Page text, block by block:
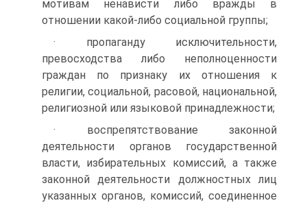
мотивам ненависти либо вражды в
отношении какой-либо социальной группы;
· пропаганду исключительности,
превосходства либо неполноценности
граждан по признаку их отношения к
религии, социальной, расовой, национальной,
религиозной или языковой принадлежности;
· воспрепятствование законной
деятельности органов государственной
власти, избирательных комиссий, а также
законной деятельности должностных лиц
указанных органов, комиссий, соединенное